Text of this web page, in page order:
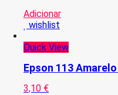
Preto
Tinteiro
Adicionar
wishlist
Quick View
Epson 113
3,10 €